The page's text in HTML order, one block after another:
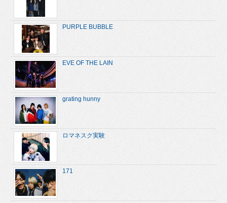
PURPLE BUBBLE
EVE OF THE LAIN
grating hunny
ロマネスク実験
171